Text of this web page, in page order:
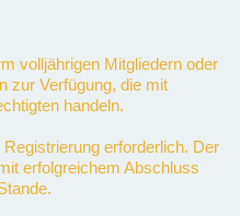
volljährigen Mitgliedern oder
zur Verfügung, die mit
handeln.
erforderlich. Der
erfolgreichem Abschluss